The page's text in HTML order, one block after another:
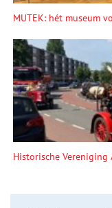
MUTEK: hét museum
Historische Vereniging